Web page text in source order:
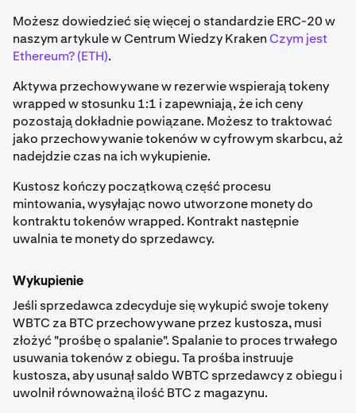
Możesz dowiedzieć się więcej o standardzie ERC-20 w
naszym artykule w Centrum Wiedzy Kraken Czym jest
Ethereum? (ETH).
Aktywa przechowywane w rezerwie wspierają tokeny
wrapped w stosunku 1:1 i zapewniają, że ich ceny
pozostają dokładnie powiązane. Możesz to traktować
jako przechowywanie tokenów w cyfrowym skarbcu, aż
nadejdzie czas na ich wykupienie.
Kustosz kończy początkową część procesu
mintowania, wysyłając nowo utworzone monety do
kontraktu tokenów wrapped. Kontrakt następnie
uwalnia te monety do sprzedawcy.
Wykupienie
Jeśli sprzedawca zdecyduje się wykupić swoje tokeny
WBTC za BTC przechowywane przez kustosza, musi
złożyć "prośbę o spalanie". Spalanie to proces trwałego
usuwania tokenów z obiegu. Ta prośba instruuje
kustosza, aby usunął saldo WBTC sprzedawcy z obiegu i
uwolnił równoważną ilość BTC z magazynu.